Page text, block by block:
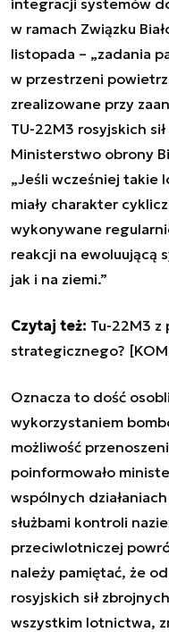
w ramach Związku
listopada – „zadania
w przestrzeni
zrealizowane przy
TU-22M3 rosyjskich
Ministerstwo obrony
„Jeśli wcześniej takie
miały charakter
wykonywane
reakcji na ewoluującą
jak i na ziemi.”
Czytaj też: Tu-22M3
strategicznego?
Oznacza to dość
wykorzystaniem
możliwość
poinformowało
wspólnych
służbami kontroli
przeciwlotniczej
należy pamiętać, że
rosyjskich sił
wszystkim lotnictwa,